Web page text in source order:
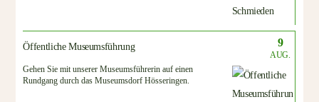
Öffentliche Museumsführung 9
AUG.
Gehen Sie mit unserer Museumsführerin auf einen
Rundgang durch das Museumsdorf Hösseringen.